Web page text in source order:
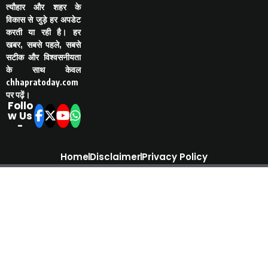
त्यौहार और शहर के
विकास से जुड़े हर अपडेट
करती या रही है। हर
खबर, सबसे पहले, सबसे
सटीक और विश्वसनीयता
के साथ केवल
chhapratoday.com
पर पढ़ें।
Follo
w Us
-
HomeDisclaimerPrivacy Policy